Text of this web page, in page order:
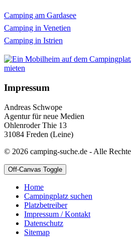
Camping am Gardasee
Camping in Venetien
Camping in Istrien
Impressum
Andreas Schwope
Agentur für neue Medien
Ohlenroder Thie 13
31084 Freden (Leine)
© 2026 camping-suche.de - Alle
Off-Canvas Toggle
Home
Campingplatz suchen
Platzbetreiber
Impressum / Kontakt
Datenschutz
Sitemap